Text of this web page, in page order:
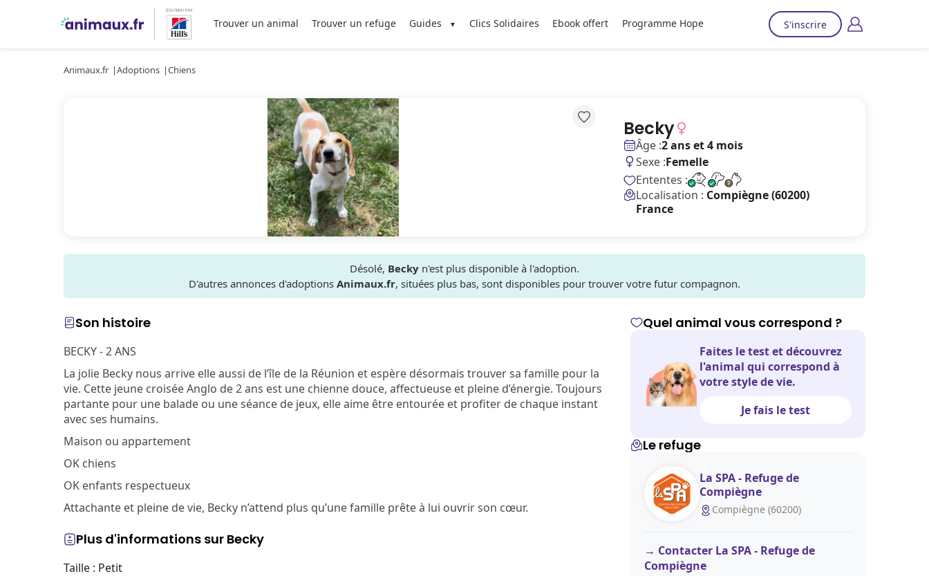
Trouver un animal Trouver un refuge Guides Clics Solidaires Ebook offert Programme Hope S'inscrire
Animaux.fr Adoptions Chiens
Becky
Âge :2 ans et 4 mois
Sexe :Femelle
Ententes :
Localisation : Compiègne (60200)
France
Désolé, Becky n'est plus disponible à l'adoption.
D'autres annonces d'adoptions Animaux.fr, situées plus bas, sont disponibles pour trouver votre futur compagnon.
Son histoire
BECKY - 2 ANS
La jolie Becky nous arrive elle aussi de l’île de la Réunion et espère désormais trouver sa famille pour la
vie. Cette jeune croisée Anglo de 2 ans est une chienne douce, affectueuse et pleine d’énergie. Toujours
partante pour une balade ou une séance de jeux, elle aime être entourée et profiter de chaque instant
avec ses humains.
Maison ou appartement
OK chiens
OK enfants respectueux
Attachante et pleine de vie, Becky n’attend plus qu’une famille prête à lui ouvrir son cœur.
Plus d'informations sur Becky
Taille : Petit
Quel animal vous correspond ?
Faites le test et découvrez
l'animal qui correspond à
votre style de vie.
Je fais le test
Le refuge
La SPA - Refuge de
Compiègne
Compiègne (60200)
Contacter La SPA - Refuge de
Compiègne